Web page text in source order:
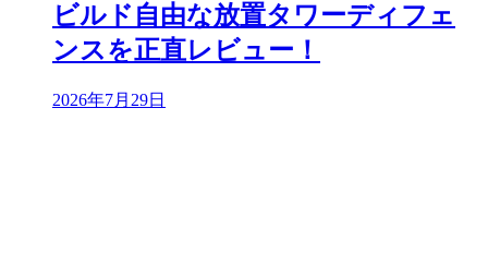
ビルド自由な放置タワーディフェ
ンスを正直レビュー！
2026年7月29日